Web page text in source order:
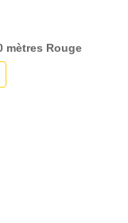
mètres Rouge